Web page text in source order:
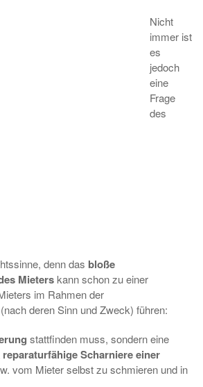
Nicht
immer ist
es
jedoch
eine
Frage
des
denn das bloße
Mieters kann schon zu einer
im Rahmen der
deren Sinn und Zweck) führen:
stattfinden muss, sondern eine
reparatur­fähige Scharniere einer
vom Mieter selbst zu schmieren und in